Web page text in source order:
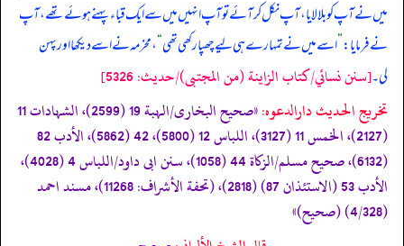
میں نے آپ کو بلا لایا، آپ نکل کر آئے تو آپ انہیں میں سے ایک قباء پہنے ہوئے تھے، آپ
نے فرمایا:”اسے میں نے تمہارے ہی لیے چھپا رکھی تھی“، مخرمہ نے اسے دیکھا اور پہن
لی۔[سنن نسائي/كتاب الزاينة (من المجتبى)/حدیث: 5326]
تخریج الحدیث دارالدعوہ:
«صحیح البخاری/الہبة 19 (2599)، الشہادات 11
(2127)، الخمس 11 (3127)، اللباس 12 (5800)، 42 (5862)، الأدب 82
(6132)، صحیح مسلم/الزکاة 44 (1058)، سنن ابی داود/اللباس 4 (4028)،
الأدب 53 (الاستئذان 87) (2818)، (تحفة الأشراف: 11268)، مسند احمد
(4/328) (صحیح)»